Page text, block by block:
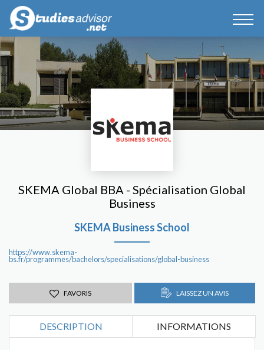
SKEMA Global BBA - Spécialisation Global
Business
SKEMA Business School
https://www.skema-
bs.fr/programmes/bachelors/specialisations/global-business
FAVORIS LAISSEZ UN AVIS
DESCRIPTION INFORMATIONS